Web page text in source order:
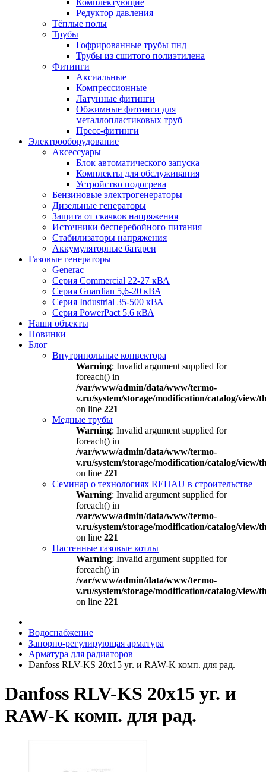
Комплектующие
Редуктор давления
Тёплые полы
Трубы
Гофрированные трубы пнд
Трубы из сшитого полиэтилена
Фитинги
Аксиальные
Компрессионные
Латунные фитинги
Обжимные фитинги для
металлопластиковых труб
Пресс-фитинги
Электрооборудование
Аксессуары
Блок автоматического запуска
Комплекты для обслуживания
Устройство подогрева
Бензиновые электрогенераторы
Дизельные генераторы
Защита от скачков напряжения
Источники бесперебойного питания
Стабилизаторы напряжения
Аккумуляторные батареи
Газовые генераторы
Generac
Серия Commercial 22-27 кВА
Серия Guardian 5,6-20 кВА
Серия Industrial 35-500 кВА
Серия PowerPact 5.6 кВА
Наши объекты
Новинки
Блог
Внутрипольные конвектора
Warning: Invalid argument supplied for
foreach() in
/var/www/admin/data/www/termo-
v.ru/system/storage/modification/catalog/view/
on line 221
Медные трубы
Warning: Invalid argument supplied for
foreach() in
/var/www/admin/data/www/termo-
v.ru/system/storage/modification/catalog/view/
on line 221
Семинар о технологиях REHAU в строительстве
Warning: Invalid argument supplied for
foreach() in
/var/www/admin/data/www/termo-
v.ru/system/storage/modification/catalog/view/
on line 221
Настенные газовые котлы
Warning: Invalid argument supplied for
foreach() in
/var/www/admin/data/www/termo-
v.ru/system/storage/modification/catalog/view/
on line 221
Водоснабжение
Запорно-регулирующая арматура
Арматура для радиаторов
Danfoss RLV-KS 20х15 уг. и RAW-K комп. для рад.
Danfoss RLV-KS 20х15 уг. и
RAW-K комп. для рад.